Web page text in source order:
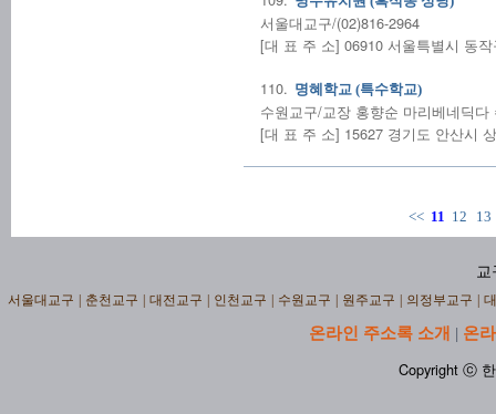
서울대교구/(02)816-2964
[대 표 주 소] 06910 서울특별시 동
110. 명혜학교 (특수학교)
수원교구/교장 홍향순 마리베네딕다
[대 표 주 소] 15627 경기도 안산시
<< 11 12 13
교
서울대교구 춘천교구 대전교구 인천교구 수원교구 원주교구 의정부교구
온라인 주소록 소개 | 온
Copyright ⓒ